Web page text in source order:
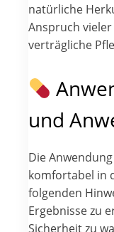
natürliche
Anspruch
verträgliche
und
Die
komfortabel in
folgenden
Ergebnisse zu
Sicherheit zu